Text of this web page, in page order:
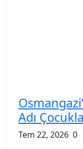
Adı
Tem 22, 2026 0